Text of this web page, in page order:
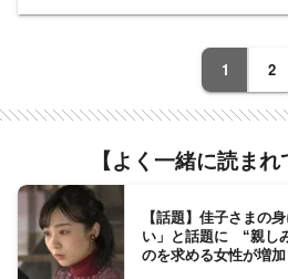
交通･国土、教育
など、幅広い分野
皇室の動向、都政
の垣根を越えて取
1 2
【よく一緒に読まれ
【話題】佳子さまの
い」と話題に “親し
のを求める女性が増加